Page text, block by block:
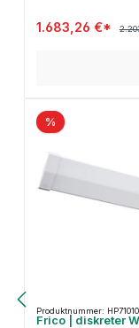
1.683,26 €*
%
Produktnummer:
Frico | diskreter